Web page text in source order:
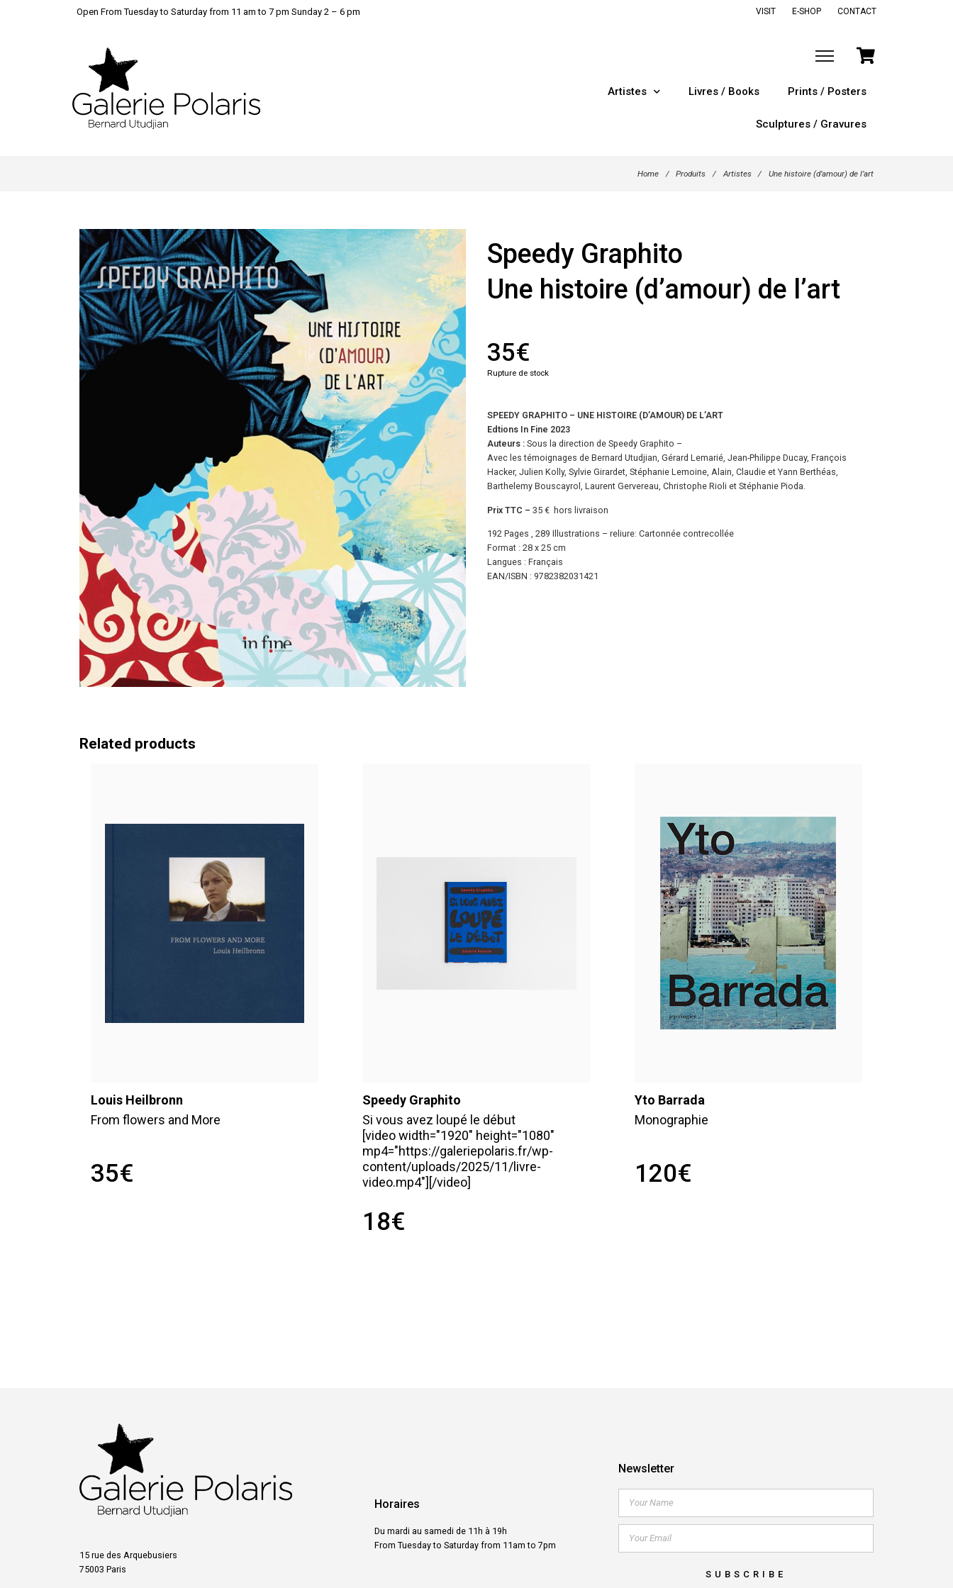
Open From Tuesday to Saturday from 11 am to 7 pm Sunday 2 – 6 pm VISIT E-SHOP CONTACT
Artistes Livres / Books Prints / Posters
Sculptures / Gravures
Home / Produits / Artistes / Une histoire (d’amour) de l’art
Speedy Graphito
Une histoire (d’amour) de l’art
35€
Rupture de stock
SPEEDY GRAPHITO – UNE HISTOIRE (D’AMOUR) DE L’ART
Edtions In Fine 2023
Auteurs : Sous la direction de Speedy Graphito –
Avec les témoignages de Bernard Utudjian, Gérard Lemarié, Jean-Philippe Ducay, François
Hacker, Julien Kolly, Sylvie Girardet, Stéphanie Lemoine, Alain, Claudie et Yann Berthéas,
Barthelemy Bouscayrol, Laurent Gervereau, Christophe Rioli et Stéphanie Pioda.
Prix TTC – 35 € hors livraison
192 Pages , 289 Illustrations – reliure: Cartonnée contrecollée
Format : 28 x 25 cm
Langues : Français
EAN/ISBN : 9782382031421
Related products
Louis Heilbronn
From flowers and More
35€
Speedy Graphito
Si vous avez loupé le début
[video width="1920" height="1080"
mp4="https://galeriepolaris.fr/wp-
content/uploads/2025/11/livre-
video.mp4"][/video]
18€
Yto Barrada
Monographie
120€
15 rue des Arquebusiers
75003 Paris
Horaires
Du mardi au samedi de 11h à 19h
From Tuesday to Saturday from 11am to 7pm
Newsletter
SUBSCRIBE